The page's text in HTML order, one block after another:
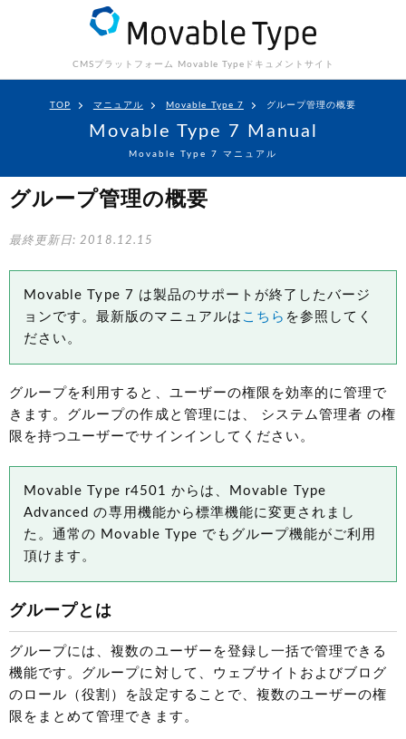
CMSプラットフォーム Movable Type ドキュメントサイト
TOP マニュアル Movable Type 7 グループ管理の概要
Movable Type 7 Manual
Movable Type 7 マニュアル
グループ管理の概要
最終更新日: 2018.12.15
Movable Type 7 は製品のサポートが終了したバージ
ョンです。最新版のマニュアルは こちら を参照してく
ださい。
グループを利用すると、ユーザーの権限を効率的に管理で
きます。グループの作成と管理には、 システム管理者 の権
限を持つユーザーでサインインしてください。
Movable Type r4501 からは、Movable Type
Advanced の専用機能から標準機能に変更されまし
た。通常の Movable Type でもグループ機能がご利用
頂けます。
グループとは
グループには、複数のユーザーを登録し一括で管理できる
機能です。グループに対して、ウェブサイトおよびブログ
のロール（役割）を設定することで、複数のユーザーの権
限をまとめて管理できます。